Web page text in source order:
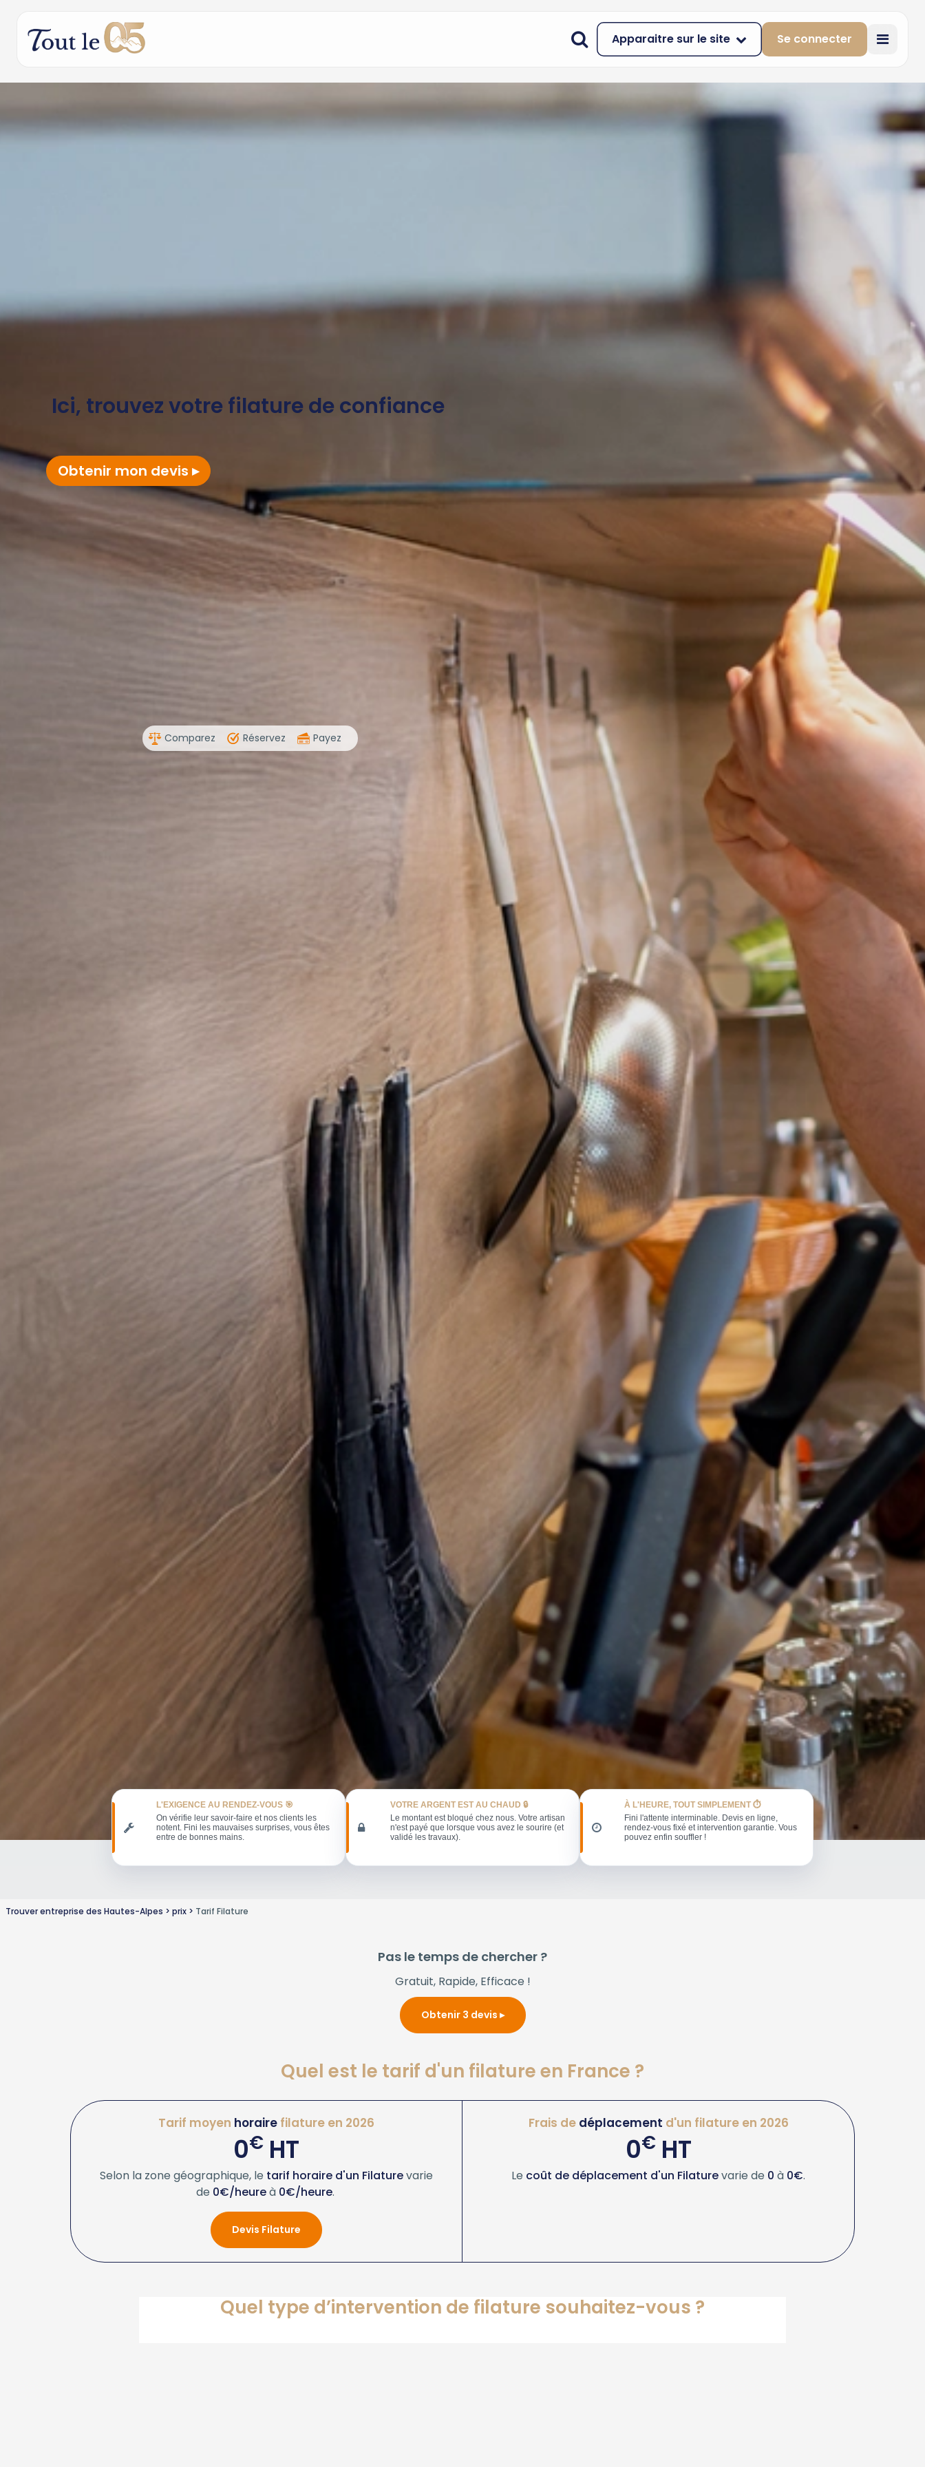
Apparaitre sur le site Se connecter
Ici, trouvez votre filature de confiance
Obtenir mon devis
Comparez Réservez Payez
L'EXIGENCE AU RENDEZ-VOUS 🎯
On vérifie leur savoir-faire et nos clients les
notent. Fini les mauvaises surprises, vous êtes
entre de bonnes mains.
VOTRE ARGENT EST AU CHAUD 🔒
Le montant est bloqué chez nous. Votre artisan
n'est payé que lorsque vous avez le sourire (et
validé les travaux).
À L'HEURE, TOUT SIMPLEMENT ⏱️
Fini l'attente interminable. Devis en ligne,
rendez-vous fixé et intervention garantie. Vous
pouvez enfin souffler !
Trouver entreprise des Hautes-Alpes prix Tarif Filature
Pas le temps de chercher ?
Gratuit, Rapide, Efficace !
Obtenir 3 devis
Quel est le tarif d'un filature en France ?
Tarif moyen horaire filature en 2026
0€ HT
Selon la zone géographique, le tarif horaire d'un Filaturevarie
de 0€/heureà 0€/heure.
Devis Filature
Frais de déplacement d'un filature en 2026
0€HT
Le coût de déplacement d'un Filaturevarie de 0 à 0€.
Quel type d’intervention de filature souhaitez-vous ?